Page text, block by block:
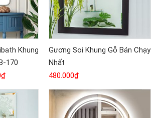
Khung
170
₫
Gương Soi Khung Gỗ Bán Chạy
Nhất
480.000₫